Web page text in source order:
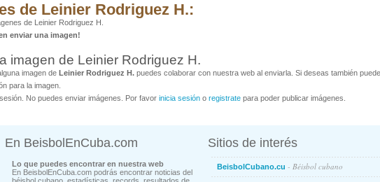
de Leinier Rodriguez H.:
de Leinier Rodriguez H.
enviar una imagen!
imagen de Leinier Rodriguez H.
imagen de Leinier Rodriguez H. puedes colaborar con nuestra web al enviarla. Si deseas también
para la imagen.
No puedes enviar imágenes. Por favor inicia sesión o registrate para poder publicar imágenes.
En BeisbolEnCuba.com
Lo que puedes encontrar en nuestra web
En BeisbolEnCuba.com podrás encontrar noticias del
Sitios de interés
BeisbolCubano.cu - Béisbol cubano